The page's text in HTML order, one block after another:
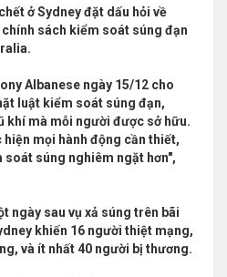
ở Sydney đặt dấu hỏi về
sách kiểm soát súng đạn
Albanese ngày 15/12 cho
luật kiểm soát súng đạn,
khí mà mỗi người được sở hữu.
mọi hành động cần thiết,
súng nghiêm ngặt hơn",
ngày sau vụ xả súng trên bãi
khiến 16 người thiệt mạng,
và ít nhất 40 người bị thương.